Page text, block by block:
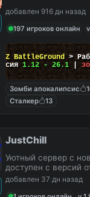
добавлен 916 дн назад
197 игроков онлайн
BattleGround >
1.12 - 26.1
Зомби апокалипсис
Сталкер
13
JustChill
Уютный сервер с
доступен с версий
добавлен 37 дн назад